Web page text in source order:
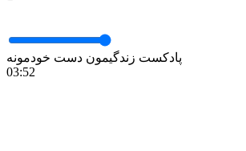
پادکست زندگیمون دست خودمونه
03:52